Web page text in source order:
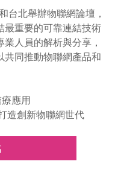
台北舉辦物聯網論壇，
最重要的可靠連結技術
人員的解析與分享，
共同推動物聯網產品和
應用
造創新物聯網世代